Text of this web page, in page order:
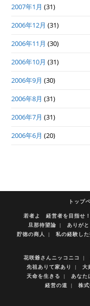
2007年1月 (31)
2006年12月 (31)
2006年11月 (30)
2006年10月 (31)
2006年9月 (30)
2006年8月 (31)
2006年7月 (31)
2006年6月 (20)
トップ
若者よ 経営者を目指せ！
旦那待望論
ありが
貯徳の商人
私の経験し
花咲爺さんニッコニコ
先祖ありて家あり
大
天命を生きる
あなた
経営の道
株